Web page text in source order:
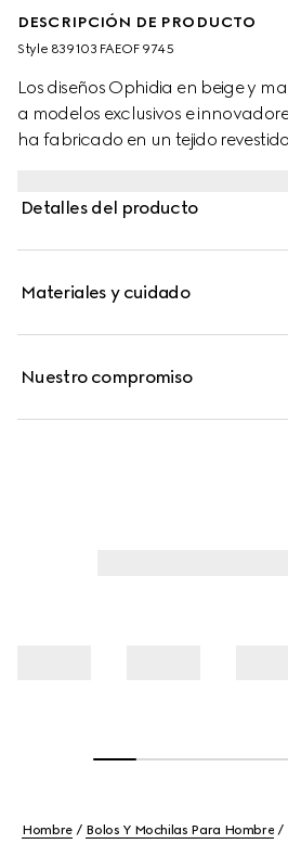
DESCRIPCIÓN DE PRODUCTO
Style ‎839103 FAEOF 9745
Los diseños Ophidia en beige y
a modelos exclusivos e
ha fabricado en un tejido
Detalles del producto
Materiales y cuidado
Nuestro compromiso
Hombre Bolos Y Mochilas Para Hombre